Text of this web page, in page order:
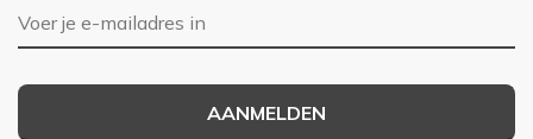
E-mailadres
AANMELDEN